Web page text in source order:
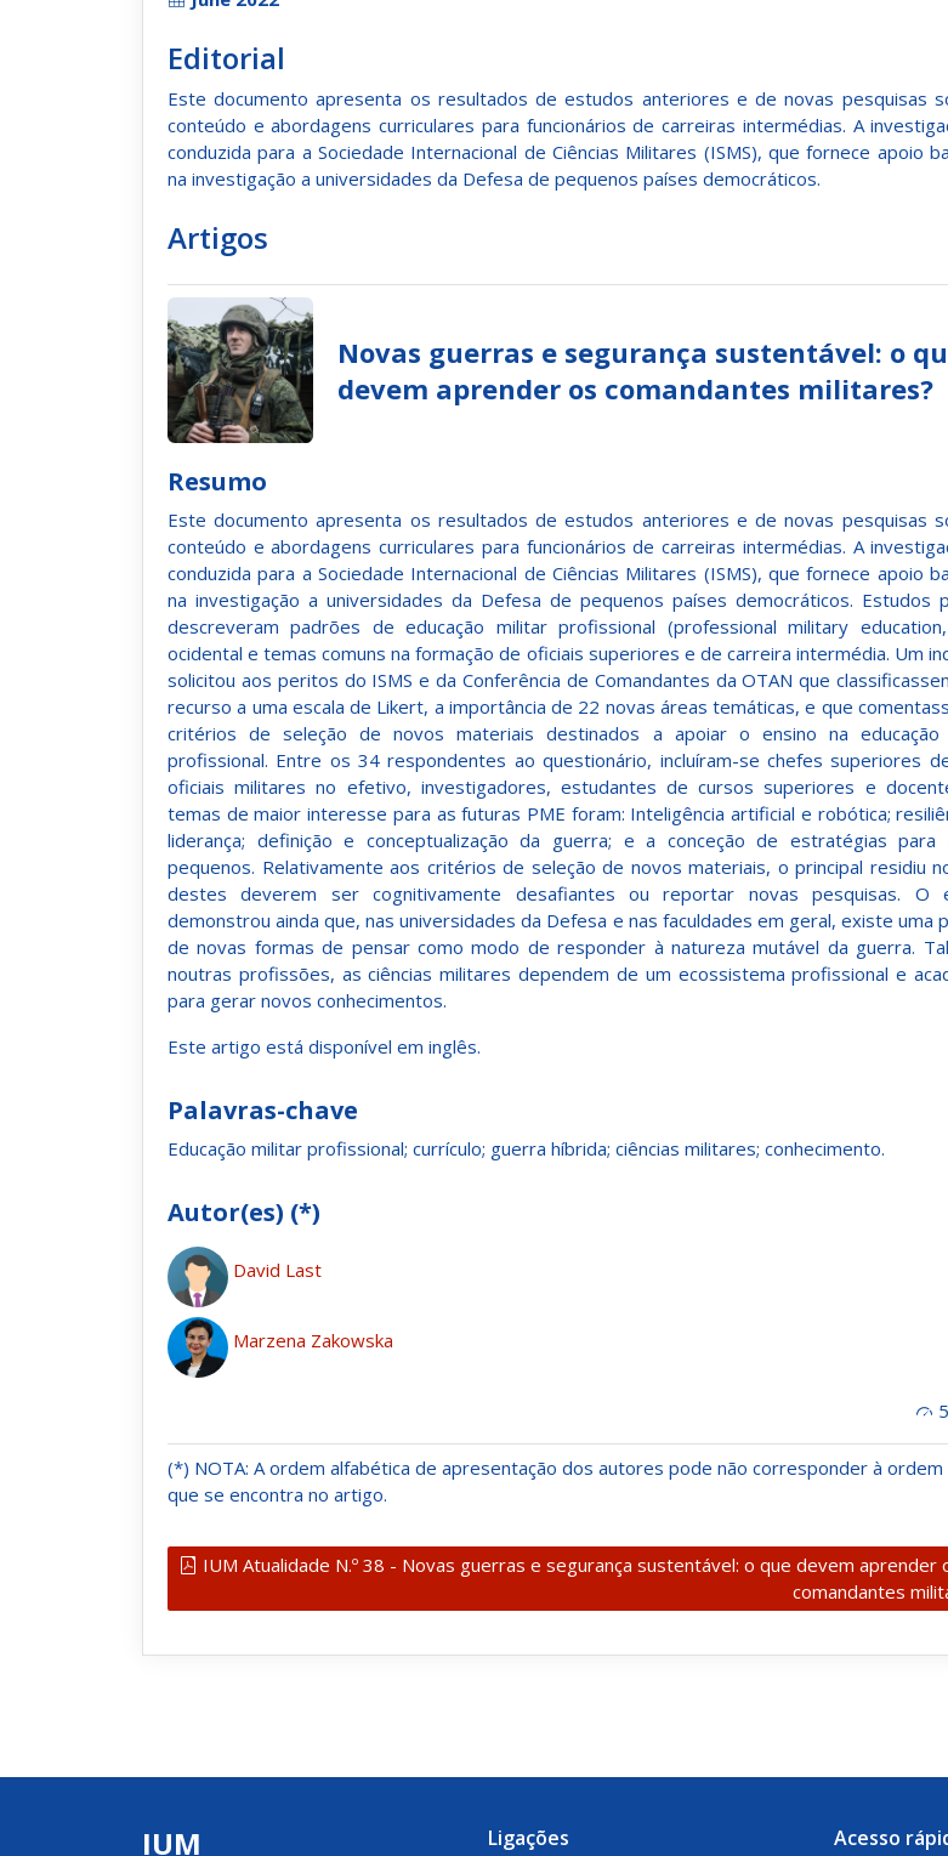
Editorial
Este documento apresenta os resultados de estudos anteriores e de novas pesquisas
conteúdo e abordagens curriculares para funcionários de carreiras intermédias. A
conduzida para a Sociedade Internacional de Ciências Militares (ISMS), que fornece apoio
na investigação a universidades da Defesa de pequenos países democráticos.
Artigos
Novas guerras e segurança sustentável: o
devem aprender os comandantes militares?
Resumo
Este documento apresenta os resultados de estudos anteriores e de novas pesquisas
conteúdo e abordagens curriculares para funcionários de carreiras intermédias. A
conduzida para a Sociedade Internacional de Ciências Militares (ISMS), que fornece apoio
na investigação a universidades da Defesa de pequenos países democráticos. Estudos
descreveram padrões de educação militar profissional (professional military
ocidental e temas comuns na formação de oficiais superiores e de carreira intermédia. Um
solicitou aos peritos do ISMS e da Conferência de Comandantes da OTAN que
recurso a uma escala de Likert, a importância de 22 novas áreas temáticas, e que
critérios de seleção de novos materiais destinados a apoiar o ensino na educação
profissional. Entre os 34 respondentes ao questionário, incluíram-se chefes superiores
oficiais militares no efetivo, investigadores, estudantes de cursos superiores e
temas de maior interesse para as futuras PME foram: Inteligência artificial e robótica;
liderança; definição e conceptualização da guerra; e a conceção de estratégias para
pequenos. Relativamente aos critérios de seleção de novos materiais, o principal residiu
destes deverem ser cognitivamente desafiantes ou reportar novas pesquisas. O
demonstrou ainda que, nas universidades da Defesa e nas faculdades em geral, existe uma
de novas formas de pensar como modo de responder à natureza mutável da guerra.
noutras profissões, as ciências militares dependem de um ecossistema profissional e
para gerar novos conhecimentos.
Este artigo está disponível em inglês.
Palavras-chave
Educação militar profissional; currículo; guerra híbrida; ciências militares; conhecimento.
Autor(es) (*)
David Last
Marzena Zakowska
(*) NOTA: A ordem alfabética de apresentação dos autores pode não corresponder à ordem
que se encontra no artigo.
IUM Atualidade N.º 38 - Novas guerras e segurança sustentável: o que devem aprender
comandantes
IUM Ligações Acesso